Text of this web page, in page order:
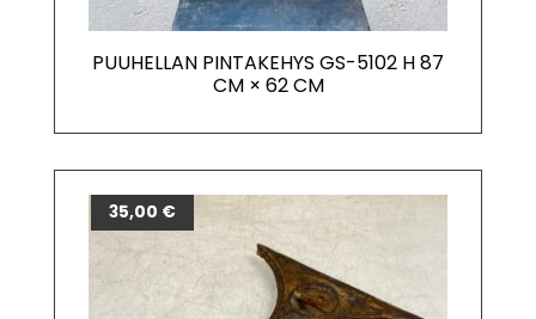
PUUHELLAN PINTAKEHYS GS-5102 H 87
CM × 62 CM
35,00 €